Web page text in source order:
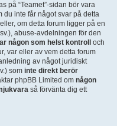
på “Teamet”-sidan bör vara
du inte får något svar på detta
om detta forum ligger på en
abuse-avdelningen för den
någon som helst kontroll
och
var eller av vem detta forum
av något juridiskt
som inte direkt berör
phpBB Limited om någon
så förvänta dig ett